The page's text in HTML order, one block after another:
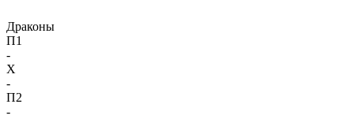
Драконы
П1
-
X
-
П2
-